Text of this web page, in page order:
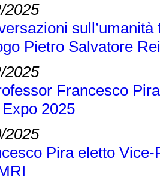
2025
Pietro Salvatore
2025
Francesco
2025
2025
Pira eletto